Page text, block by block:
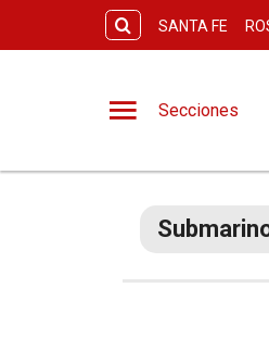
SANTA FE
Secciones